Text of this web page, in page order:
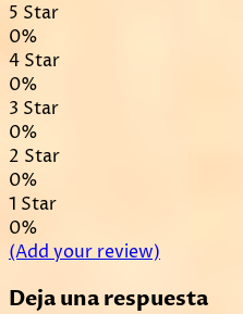
5 Star
0%
4 Star
0%
3 Star
0%
2 Star
0%
1 Star
0%
(Add your review)
Deja una respuesta